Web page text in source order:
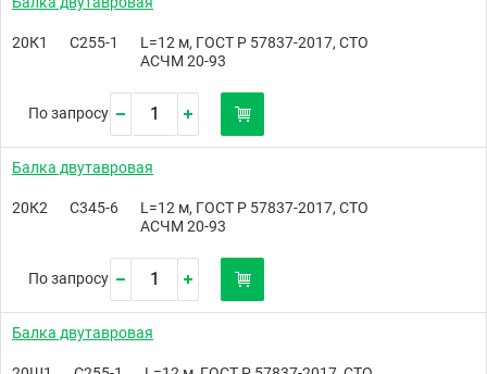
20К1 С255-1
L=12 м, ГОСТ Р 57837-2017, СТО
АСЧМ 20-93
По запросу
Балка двутавровая
20К2 С345-6
L=12 м, ГОСТ Р 57837-2017, СТО
АСЧМ 20-93
По запросу
Балка двутавровая